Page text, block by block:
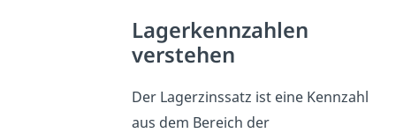
Lagerkennzahlen
verstehen
Der Lagerzinssatz ist eine Kennzahl
aus dem Bereich der